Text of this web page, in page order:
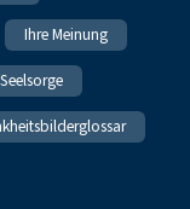
Ihre Meinung
Seelsorge